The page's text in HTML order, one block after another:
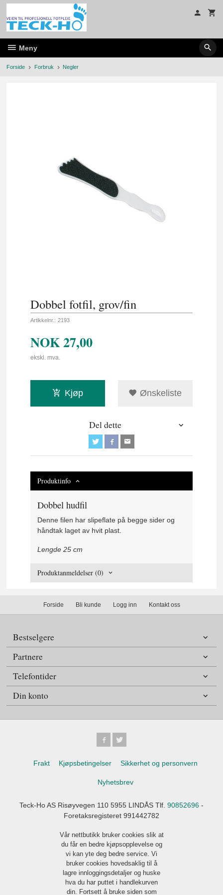
Gå
innholdet
Meny
Forside Forbruk Negler
Dobbel fotfil, grov/fin
Artikkelnr.: 2193
NOK27,00
ekskl. mva.
Kjøp Ønskeliste
Del dette
Produktinfo
Dobbel hudfil
Denne filen har slipeflate på begge sider og
håndtak laget av hvit plast.
Lengde 25 cm
Produktanmeldelser (0)
Forside Bli kunde Logg inn Kontakt oss
Bestselgere
Partnere
Telefontider
Din konto
Frakt Kjøpsbetingelser Sikkerhet og personvern
Nyhetsbrev
Teck-Ho AS Risøyvegen 110 5955 LINDÅS Tlf. 90852696 -
Foretaksregisteret 991442782
Vår nettbutikk bruker cookies slik at
du får en bedre kjøpsopplevelse og
vi kan yte deg bedre service. Vi
bruker cookies hovedsaklig til å
lagre innloggingsdetaljer og huske
hva du har puttet i handlekurven
din. Fortsett å bruke siden som